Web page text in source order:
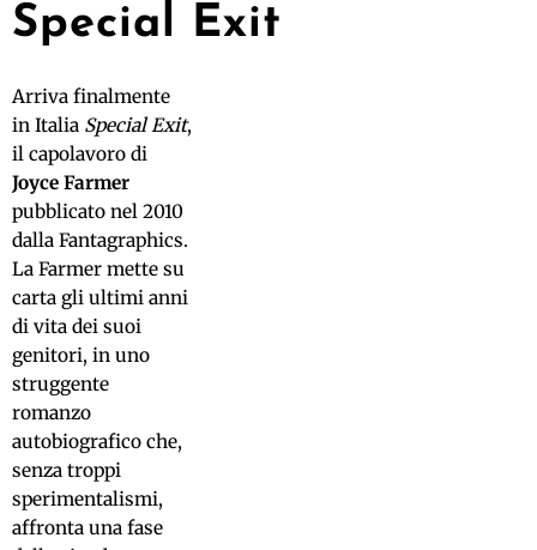
Special Exit
Arriva finalmente
in Italia Special Exit,
il capolavoro di
Joyce Farmer
pubblicato nel 2010
dalla Fantagraphics.
La Farmer mette su
carta gli ultimi anni
di vita dei suoi
genitori, in uno
struggente
romanzo
autobiografico che,
senza troppi
sperimentalismi,
affronta una fase